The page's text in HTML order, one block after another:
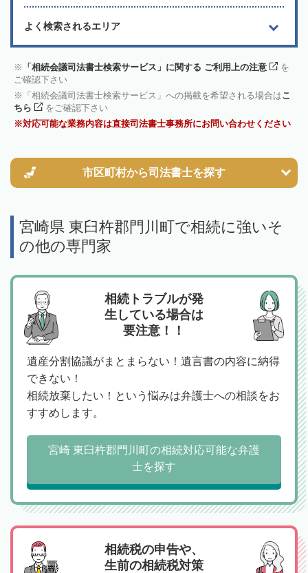
よく検索されるエリア
「相続会議司法書士検索サービス」に関する ご利用上の注意
を
ご確認下さい
「相続会議司法書士検索サービス」への掲載を希望される場合はこ
ちら
をご確認下さい
対応可能な業務内容は直接司法書士事務所にお問い合わせください
市区町村から司法書士を探す
宮崎県 東臼杵郡門川町で相続に強いそ
の他の専門家
相続トラブルが発
生している場合は
要注意！！
遺産分割協議がまとまらない！遺言書の内容に納得
できない！
相続放棄したい！という悩みは弁護士への相談をお
すすめします。
宮崎 東臼杵郡門川町の相続対応可能な弁護
士を探す
相続税の申告や、
生前の相続税対策